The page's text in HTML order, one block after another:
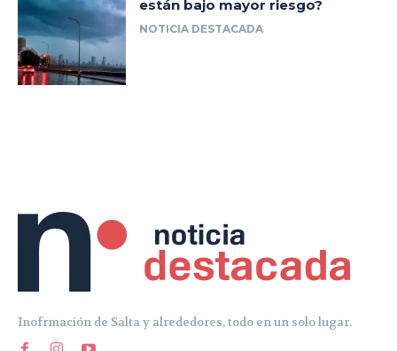
Inofrmación de Salta y alrededores, todo en un solo lugar.